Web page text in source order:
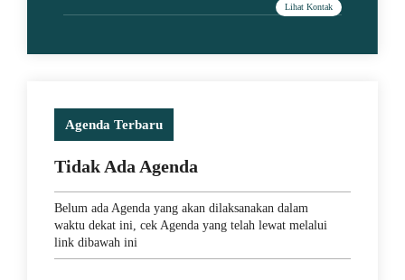
Agenda Terbaru
Tidak Ada Agenda
Belum ada Agenda yang akan dilaksanakan dalam
waktu dekat ini, cek Agenda yang telah lewat melalui
link dibawah ini